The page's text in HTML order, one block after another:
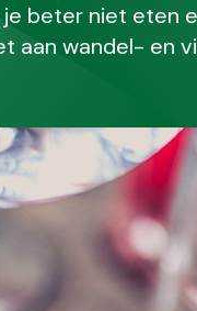
beter niet eten
aan wandel- en